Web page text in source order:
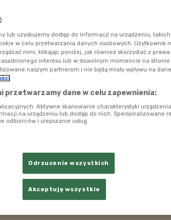
opowieść o żałobie".
Marianna Sztyma
lub uzyskujemy dostęp do informacji na urządzeniu,
w celu przetwarzania danych osobowych. Użytkownik
nimi, klikając poniżej, jak również skorzystać z prawa
interesu lub w dowolnym momencie na
naszym partnerom i nie będą miały wpływu na dane
przetwarzamy dane w celu zapewnienia:
Aktywne skanowanie charakterystyki
na urządzeniu lub dostęp do nich. Spersonalizowane
odbiorców i ulepszanie usług.
Odrzucenie wszystkich
Akceptuję wszystkie